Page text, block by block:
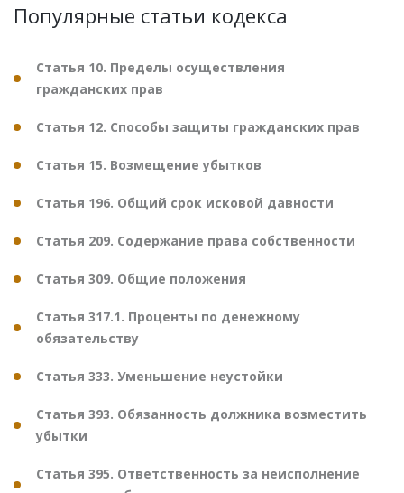
Популярные статьи кодекса
Статья 10. Пределы осуществления
гражданских прав
Статья 12. Способы защиты гражданских прав
Статья 15. Возмещение убытков
Статья 196. Общий срок исковой давности
Статья 209. Содержание права собственности
Статья 309. Общие положения
Статья 317.1. Проценты по денежному
обязательству
Статья 333. Уменьшение неустойки
Статья 393. Обязанность должника возместить
убытки
Статья 395. Ответственность за неисполнение